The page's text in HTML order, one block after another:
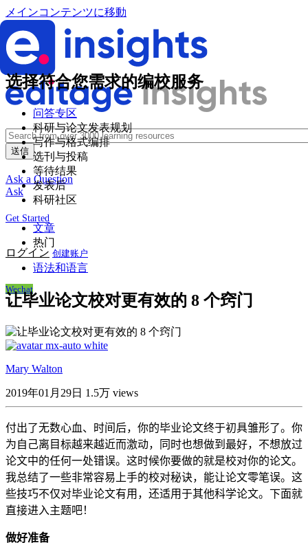
メインコンテンツに移動
Ask a Question
Ask
Get Started
ログイン 创建账户
Wechat
选择符合您需求的编校服务
问答专区
科研与论文发表规划
写作与格式编排
选刊与投稿
等待结果
发表后
科研社区
文章
热门
语法和语言
让毕业论文校对更有效的 8 个窍门
Mary Walton
2019年01月29日 1.5万 views
付出了无数心血、时间后，你的毕业论文终于初具雏形了。你
为自己离目标越来越近而激动，同时也想做到最好，不想放过
论文中的任何一处错误。这时候你要做的就是校对你的论文。
我总结了一些非常容易上手的校对秘诀，能让论文零笔误。这
些技巧不仅对毕业论文有用，还适用于其他科学论文。下面就
直接进入主题吧！
做好准备